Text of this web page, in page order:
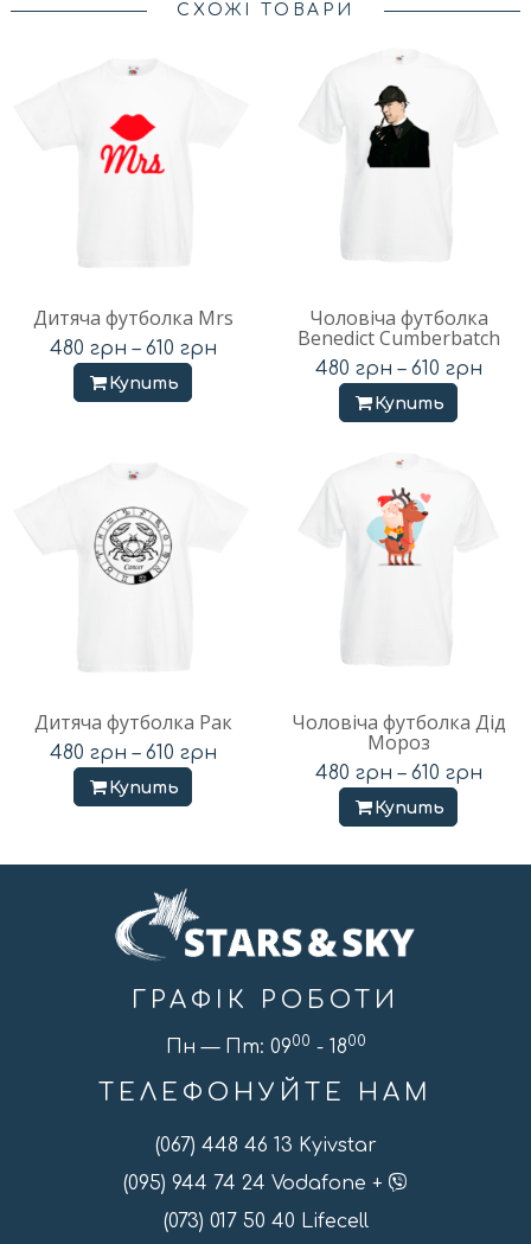
СХОЖІ ТОВАРИ
Дитяча футболка Mrs
480 грн – 610 грн
Купить
Чоловіча футболка
Benedict Cumberbatch
480 грн – 610 грн
Купить
Дитяча футболка Рак
480 грн – 610 грн
Купить
Чоловіча футболка Дід
Мороз
480 грн – 610 грн
Купить
ГРАФІК РОБОТИ
Пн — Пт: 0900 - 1800
ТЕЛЕФОНУЙТЕ НАМ
(067) 448 46 13 Kyivstar
(095) 944 74 24 Vodafone +
(073) 017 50 40 Lifecell